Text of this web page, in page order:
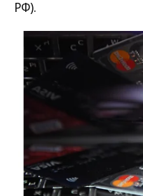
РФ).